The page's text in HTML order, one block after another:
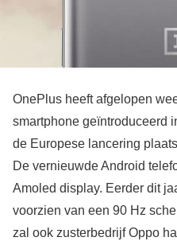
OnePlus heeft afgelopen
smartphone geïntroduceerd
de Europese lancering
De vernieuwde Android
Amoled display. Eerder dit
voorzien van een 90 Hz
zal ook zusterbedrijf Oppo